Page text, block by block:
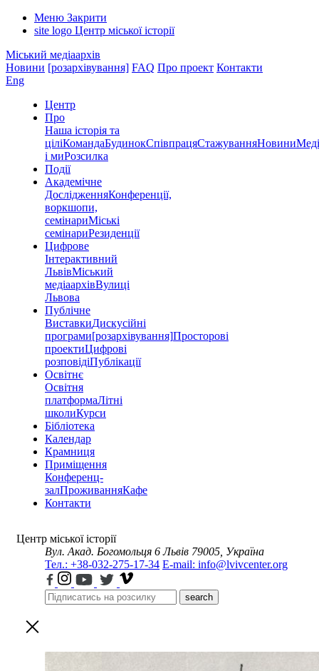
Меню Закрити
site logo Центр міської історії
Міський медіаархів
Новини [розархівування] FAQ Про проект Контакти
Eng
Центр
Про
Наша історія та
ціліКомандаБудинокСпівпрацяСтажуванняНовини
і миРозсилка
Події
Академічне
ДослідженняКонференції,
воркшопи,
семінариМіські
семінариРезиденції
Цифрове
Інтерактивний
ЛьвівМіський
медіаархівВулиці
Львова
Публічне
ВиставкиДискусійні
програми[розархівування]Просторові
проектиЦифрові
розповідіПублікації
Освітнє
Освітня
платформаЛітні
школиКурси
Бібліотека
Календар
Крамниця
Приміщення
Конференц-
залПроживанняКафе
Контакти
Центр міської історії
Вул. Акад. Богомольця 6 Львів 79005, Україна
Тел.: +38-032-275-17-34 E-mail: info@lvivcenter.org
search